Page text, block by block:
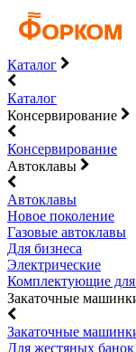
Каталог
Каталог
Консервирование
Консервирование
Автоклавы
Автоклавы
Новое поколение
Газовые автоклавы
Для бизнеса
Электрические
Комплектующие для
Закаточные
Закаточные
Для жестяных банок